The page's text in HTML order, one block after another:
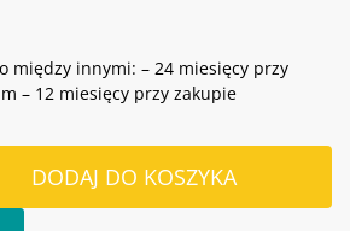
między innymi: – 24 miesięcy przy
– 12 miesięcy przy zakupie
DODAJ DO KOSZYKA